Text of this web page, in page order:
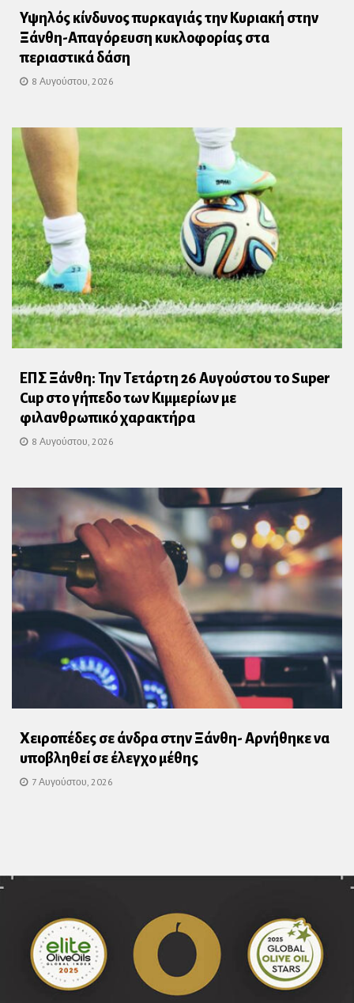
Υψηλός κίνδυνος πυρκαγιάς την Κυριακή στην
Ξάνθη-Απαγόρευση κυκλοφορίας στα
περιαστικά δάση
8 Αυγούστου, 2026
ΕΠΣ Ξάνθη: Την Τετάρτη 26 Αυγούστου το Super
Cup στο γήπεδο των Κιμμερίων με
φιλανθρωπικό χαρακτήρα
8 Αυγούστου, 2026
Χειροπέδες σε άνδρα στην Ξάνθη- Αρνήθηκε να
υποβληθεί σε έλεγχο μέθης
7 Αυγούστου, 2026